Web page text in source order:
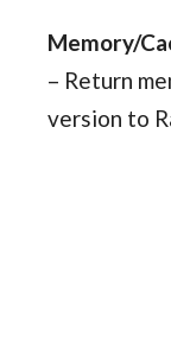
Memory/
– Return
version to